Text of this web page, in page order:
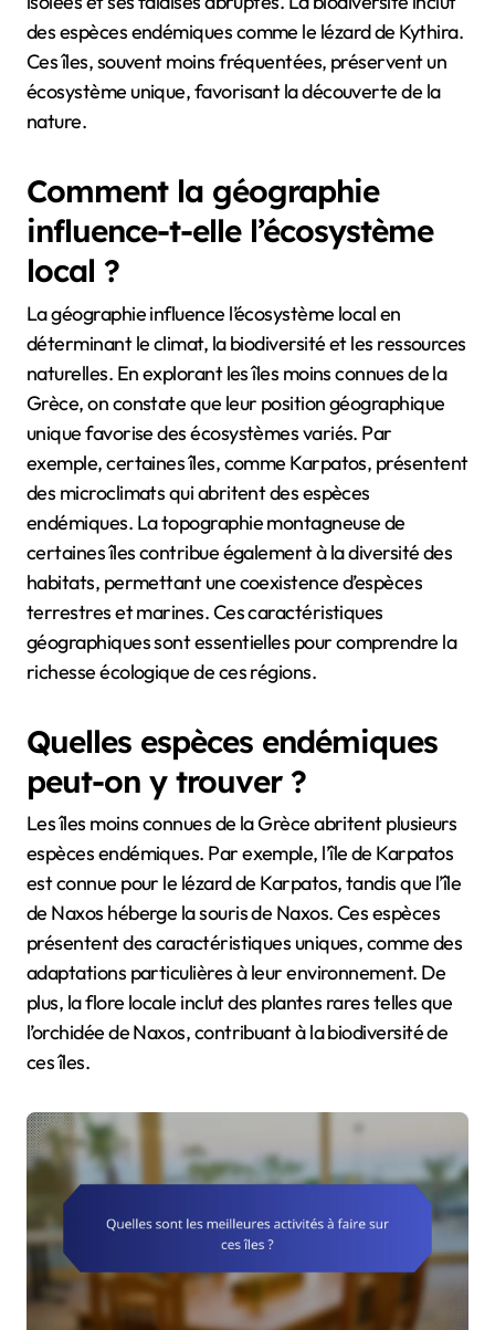
des espèces endémiques comme le lézard de Kythira.
Ces îles, souvent moins fréquentées, préservent un
écosystème unique, favorisant la découverte de la
nature.
Comment la géographie
influence-t-elle l’écosystème
local ?
La géographie influence l’écosystème local en
déterminant le climat, la biodiversité et les ressources
naturelles. En explorant les îles moins connues de la
Grèce, on constate que leur position géographique
unique favorise des écosystèmes variés. Par
exemple, certaines îles, comme Karpatos, présentent
des microclimats qui abritent des espèces
endémiques. La topographie montagneuse de
certaines îles contribue également à la diversité des
habitats, permettant une coexistence d’espèces
terrestres et marines. Ces caractéristiques
géographiques sont essentielles pour comprendre la
richesse écologique de ces régions.
Quelles espèces endémiques
peut-on y trouver ?
Les îles moins connues de la Grèce abritent plusieurs
espèces endémiques. Par exemple, l’île de Karpatos
est connue pour le lézard de Karpatos, tandis que l’île
de Naxos héberge la souris de Naxos. Ces espèces
présentent des caractéristiques uniques, comme des
adaptations particulières à leur environnement. De
plus, la flore locale inclut des plantes rares telles que
l’orchidée de Naxos, contribuant à la biodiversité de
ces îles.